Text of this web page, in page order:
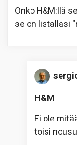
Onko H&M:llä
se on listallasi
H&M
Ei ole
toisi